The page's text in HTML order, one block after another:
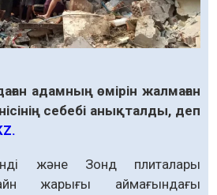
адамның өмірін жалмаған
себебі анықталды, деп
және Зонд плиталары
жарығы аймағындағы